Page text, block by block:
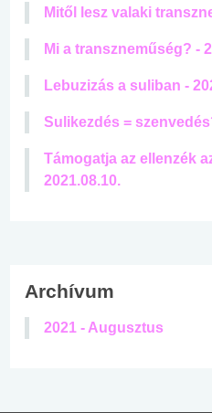
Mitől lesz valaki
Mi a transzneműség? -
Lebuzizás a suliban -
Sulikezdés =
Támogatja az ellenzék
2021.08.10.
Archívum
2021 - Augusztus